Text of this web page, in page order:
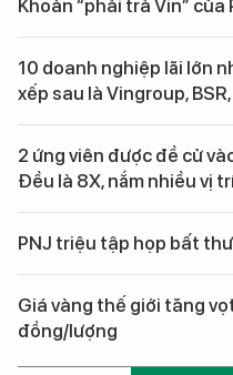
Khoản “phải trả Vin”
10 doanh nghiệp lãi lớn
xếp sau là Vingroup,
2 ứng viên được đề cử
Đều là 8X, nắm nhiều vị
PNJ triệu tập họp bất
Giá vàng thế giới tăng
đồng/lượng